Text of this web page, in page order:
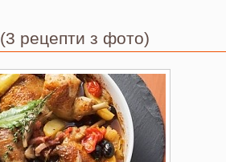
(3 рецепти з фото)